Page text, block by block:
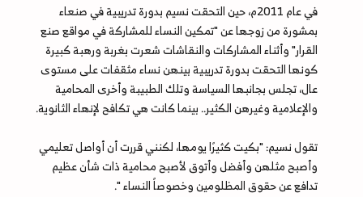
في عام 2011م، حين التحقت نسيم بدورة تدريبية في صنعاء
بمشورة من زوجها عن "تمكين النساء للمشاركة في مواقع صنع
القرار" وأثناء المشاركات والنقاشات شعرت بغربة ورهبة كبيرة
كونها التحقت بدورة تدريبية بينهن نساء مثقفات على مستوى
عال، تجلس بجانبها السياسة وتلك الطبيبة وأخرى المحامية
والإعلامية وغيرهن الكثير.. بينما كانت هي تكافح لإنهاء الثانوية.
تقول نسيم: "بكيت كثيرًا يومها، لكنني قررت أن أواصل تعليمي
وأصبح مثلهن وأفضل وأتوق لأصبح محامية ذات شأن عظيم
تدافع عن حقوق المظلومين وخصوصاً النساء ".